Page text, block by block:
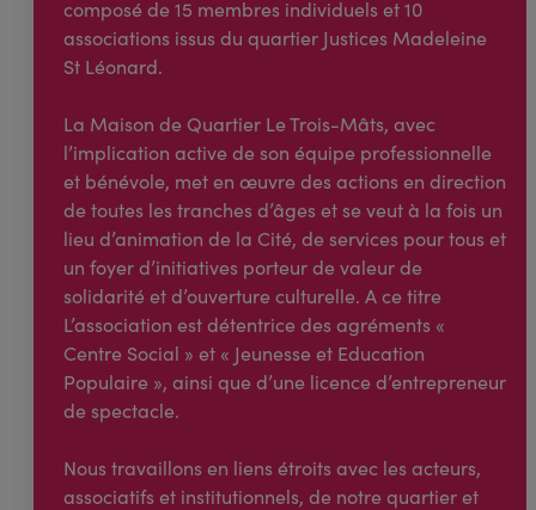
composé de 15 membres individuels et 10
associations issus du quartier Justices Madeleine
St Léonard.
La Maison de Quartier Le Trois-Mâts, avec
l’implication active de son équipe professionnelle
et bénévole, met en œuvre des actions en direction
de toutes les tranches d’âges et se veut à la fois un
lieu d’animation de la Cité, de services pour tous et
un foyer d’initiatives porteur de valeur de
solidarité et d’ouverture culturelle. A ce titre
L’association est détentrice des agréments «
Centre Social » et « Jeunesse et Education
Populaire », ainsi que d’une licence d’entrepreneur
de spectacle.
Nous travaillons en liens étroits avec les acteurs,
associatifs et institutionnels, de notre quartier et